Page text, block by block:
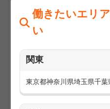
働きたいエリ
い
関東
東京都神奈川県埼玉県千葉